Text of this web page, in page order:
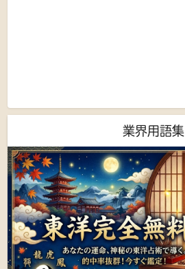
業界用語集